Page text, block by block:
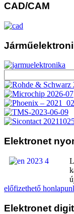
CAD/CAM
Elektronet
előfizethető
Elektronet